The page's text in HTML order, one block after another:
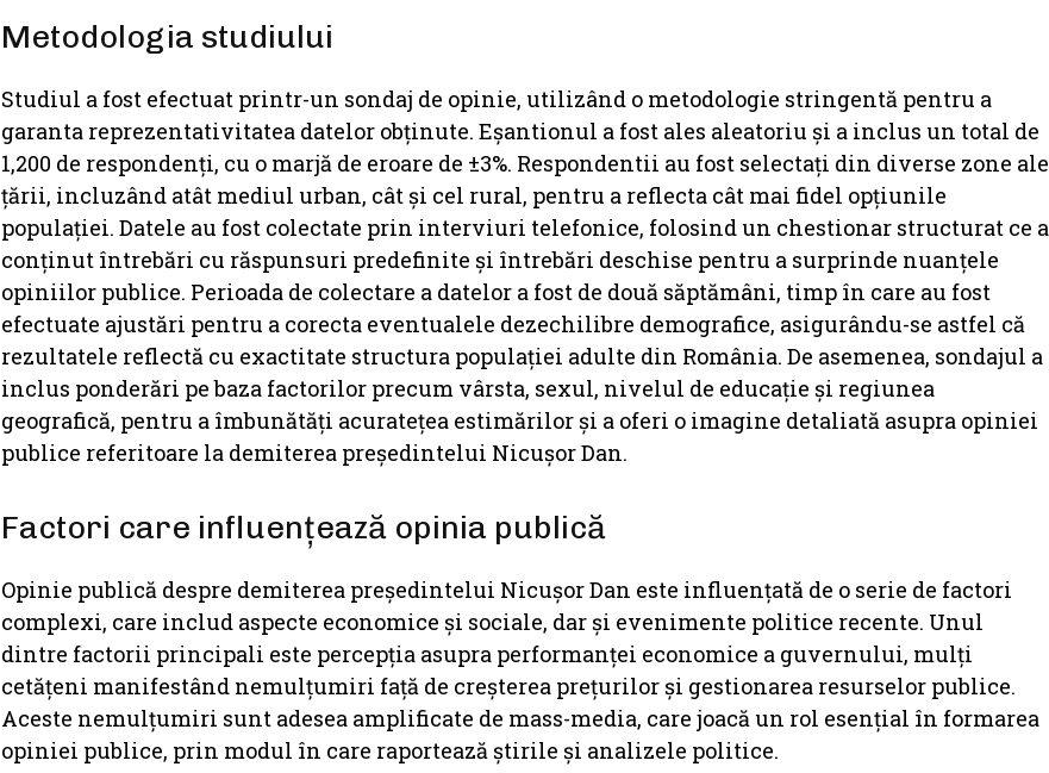
Metodologia studiului
Studiul a fost efectuat printr-un sondaj de opinie, utilizând o metodologie stringentă pentru a
garanta reprezentativitatea datelor obținute. Eșantionul a fost ales aleatoriu și a inclus un total de
1,200 de respondenți, cu o marjă de eroare de ±3%. Respondentii au fost selectați din diverse zone ale
țării, incluzând atât mediul urban, cât și cel rural, pentru a reflecta cât mai fidel opțiunile
populației. Datele au fost colectate prin interviuri telefonice, folosind un chestionar structurat ce a
conținut întrebări cu răspunsuri predefinite și întrebări deschise pentru a surprinde nuanțele
opiniilor publice. Perioada de colectare a datelor a fost de două săptămâni, timp în care au fost
efectuate ajustări pentru a corecta eventualele dezechilibre demografice, asigurându-se astfel că
rezultatele reflectă cu exactitate structura populației adulte din România. De asemenea, sondajul a
inclus ponderări pe baza factorilor precum vârsta, sexul, nivelul de educație și regiunea
geografică, pentru a îmbunătăți acuratețea estimărilor și a oferi o imagine detaliată asupra opiniei
publice referitoare la demiterea președintelui Nicușor Dan.
Factori care influențează opinia publică
Opinie publică despre demiterea președintelui Nicușor Dan este influențată de o serie de factori
complexi, care includ aspecte economice și sociale, dar și evenimente politice recente. Unul
dintre factorii principali este percepția asupra performanței economice a guvernului, mulți
cetățeni manifestând nemulțumiri față de creșterea prețurilor și gestionarea resurselor publice.
Aceste nemulțumiri sunt adesea amplificate de mass-media, care joacă un rol esențial în formarea
opiniei publice, prin modul în care raportează știrile și analizele politice.